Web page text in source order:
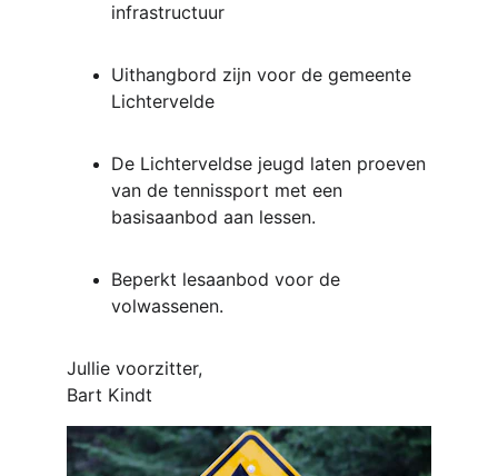
infrastructuur
Uithangbord zijn voor de gemeente
Lichtervelde
De Lichterveldse jeugd laten proeven
van de tennissport met een
basisaanbod aan lessen.
Beperkt lesaanbod voor de
volwassenen.
Jullie voorzitter,
Bart Kindt